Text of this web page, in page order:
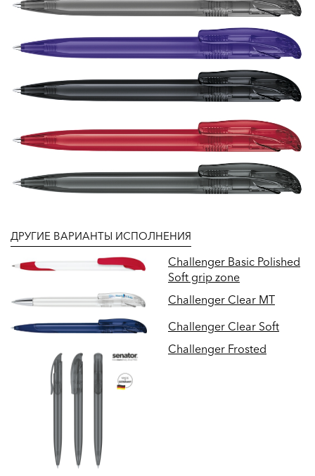
ДРУГИЕ ВАРИАНТЫ ИСПОЛНЕНИЯ
Challenger Basic Polished
Soft grip zone
Challenger Clear MT
Challenger Clear Soft
Challenger Frosted